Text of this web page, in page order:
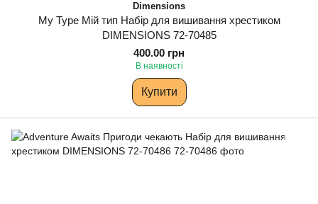
Dimensions
My Type Мій тип Набір для вишивання хрестиком
DIMENSIONS 72-70485
400.00 грн
В наявності
Купити